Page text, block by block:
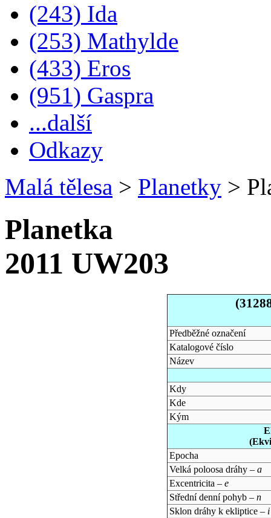
(243) Ida
(253) Mathylde
(433) Eros
(951) Gaspra
...další
Odkazy
Malá tělesa > Planetky >
Planetka
2011 UW203
Předběžné označení
Katalogové číslo
Název
Kdy
Kde
Kým
Epocha
Velká poloosa dráhy – a
Excentricita – e
Střední denní pohyb – n
Sklon dráhy k ekliptice – i